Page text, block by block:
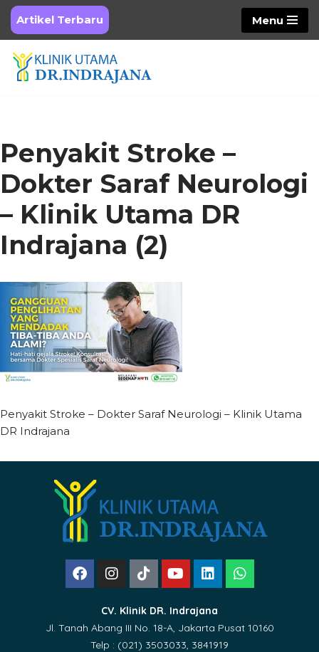
Skip
to
content
Artikel Terbaru Menu
Penyakit Stroke –
Dokter Saraf Neurologi
– Klinik Utama DR
Indrajana (2)
Penyakit Stroke – Dokter Saraf Neurologi – Klinik Utama
DR Indrajana
CV. Klinik DR. Indrajana
Jl. Tanah Abang III No. 18-A, Jakarta Pusat 10160
Telp : (021) 3503033, 3841919